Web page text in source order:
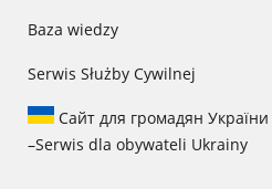
Baza wiedzy
Serwis Służby Cywilnej
Сайт для громадян України
–Serwis dla obywateli Ukrainy